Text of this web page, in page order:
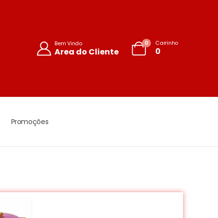
Bem Vindo
Area do Cliente
0 Carrinho
0
Promoções